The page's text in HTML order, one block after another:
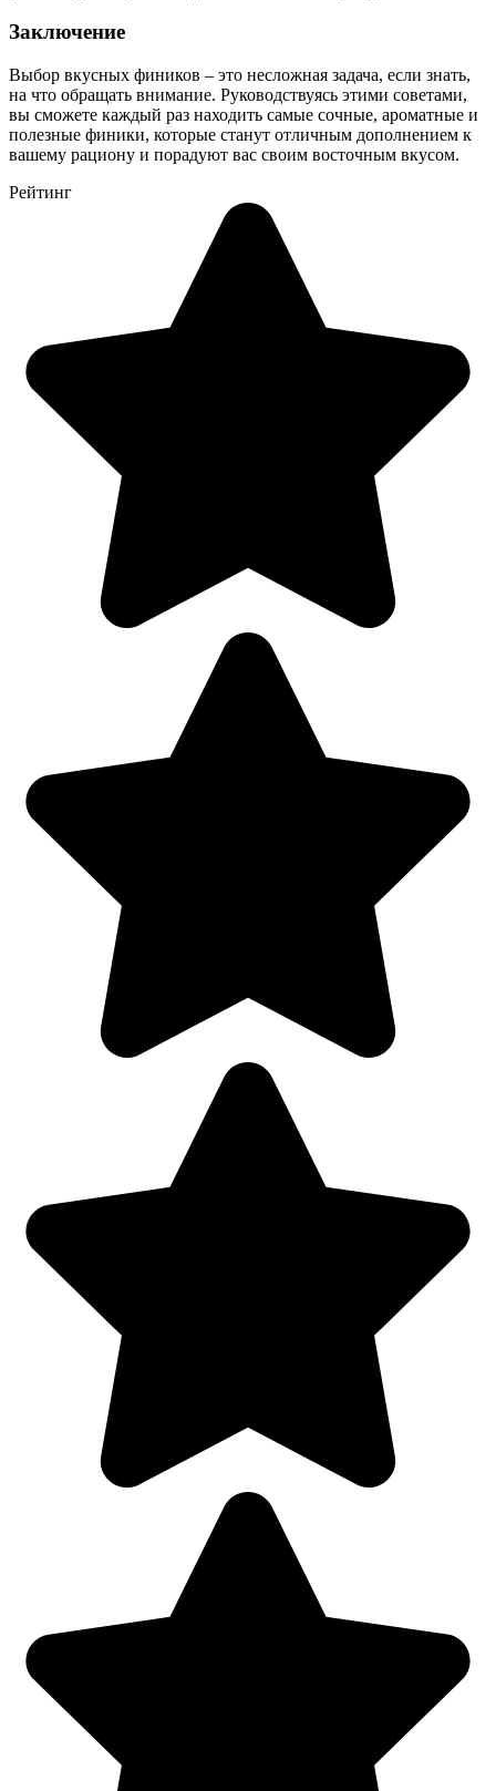
Заключение
Выбор вкусных фиников – это несложная задача, если знать,
на что обращать внимание. Руководствуясь этими советами,
вы сможете каждый раз находить самые сочные, ароматные и
полезные финики, которые станут отличным дополнением к
вашему рациону и порадуют вас своим восточным вкусом.
Рейтинг